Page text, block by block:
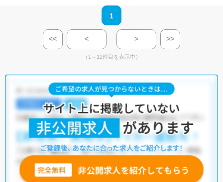
1
<< < > >>
（1～12件目を表示中）